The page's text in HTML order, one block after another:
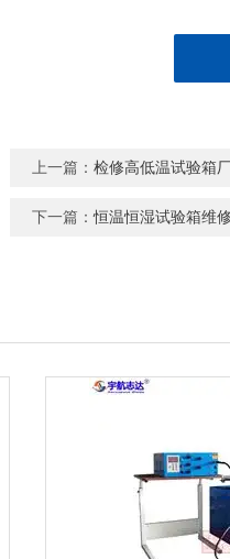
上一篇：检修高低温试验箱
下一篇：恒温恒湿试验箱维